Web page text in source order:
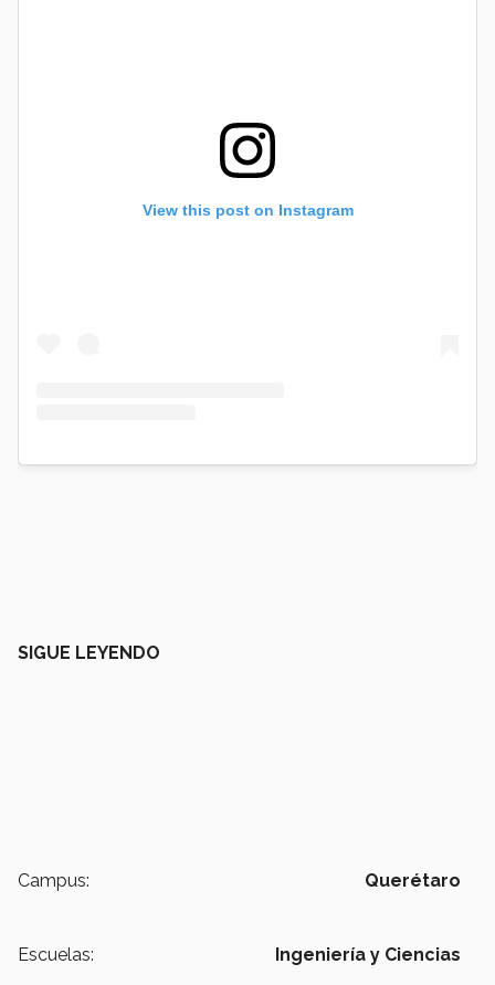
View this post on Instagram
SIGUE LEYENDO
Campus: Querétaro
Escuelas: Ingeniería y Ciencias